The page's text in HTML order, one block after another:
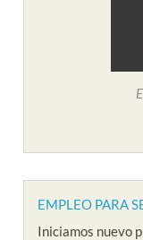
EMPLEO PARA
Iniciamos nuevo